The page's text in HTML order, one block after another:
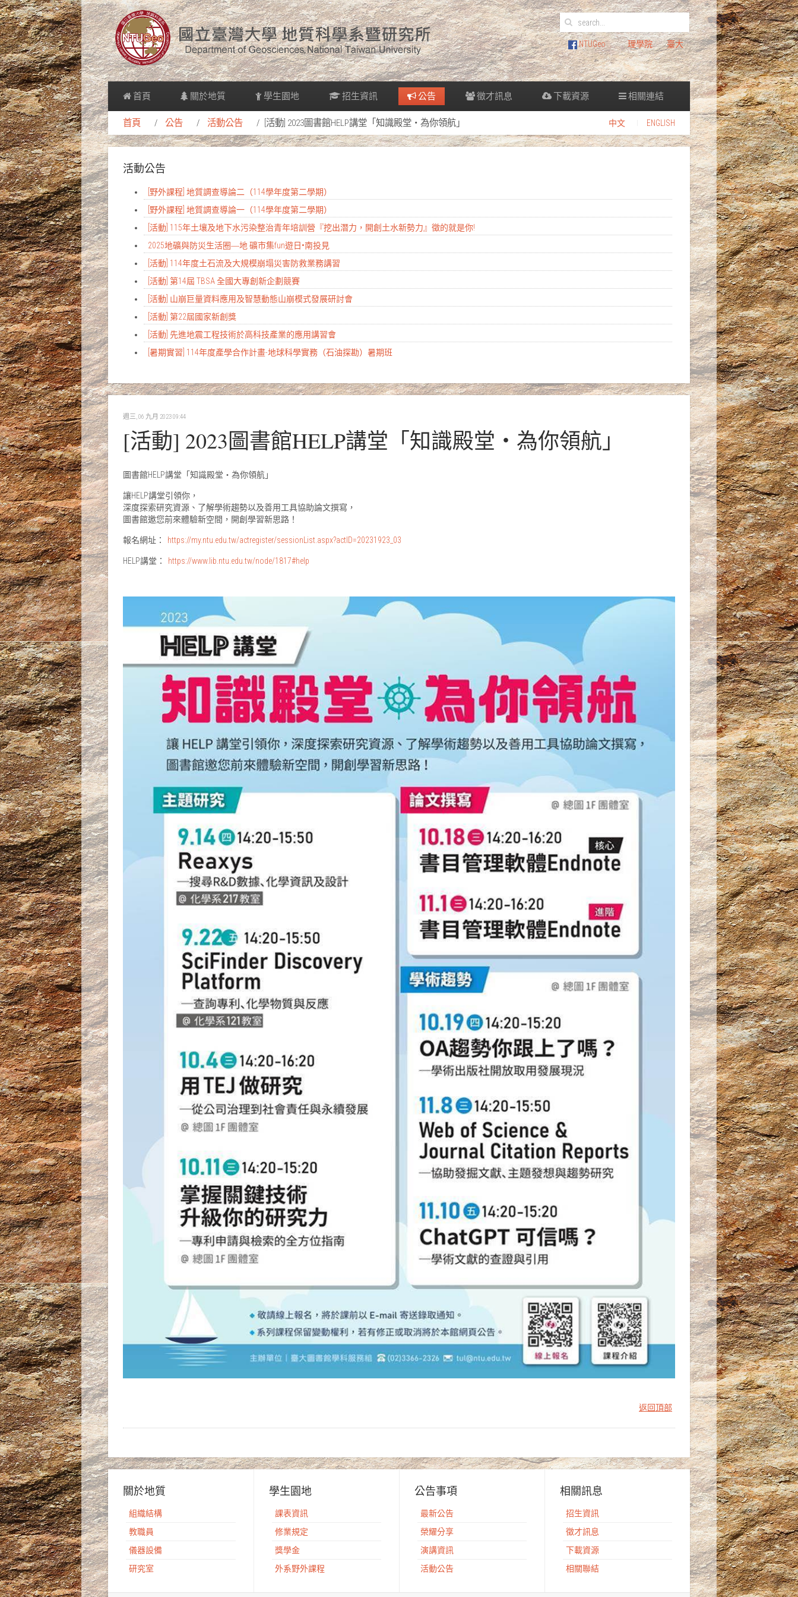
NTUGeo 理學院 臺大
首頁 關於地質 學生園地 招生資訊 公告 徵才訊息 下載資源 相關連結
首頁 公告 活動公告 [活動] 2023圖書館HELP講堂「知識殿堂‧為你領航」 中文 ENGLISH
活動公告
[野外課程] 地質調查導論二（114學年度第二學期）
[野外課程] 地質調查導論一（114學年度第二學期）
[活動] 115年土壤及地下水污染整治青年培訓營『挖出潛力，開創土水新勢力』徵的就是你!
2025地礦與防災生活圈―地 礦市集fun遊日•南投見
[活動] 114年度土石流及大規模崩塌災害防救業務講習
[活動] 第14屆 TBSA 全國大專創新企劃競賽
[活動] 山崩巨量資料應用及智慧動態山崩模式發展研討會
[活動] 第22屆國家新創獎
[活動] 先進地震工程技術於高科技產業的應用講習會
[暑期實習] 114年度產學合作計畫-地球科學實務（石油探勘）暑期班
週三, 06 九月 2023 09:44
[活動] 2023圖書館HELP講堂「知識殿堂‧為你領航」
圖書館HELP講堂「知識殿堂‧為你領航」
讓HELP講堂引領你，
深度探索研究資源、了解學術趨勢以及善用工具協助論文撰寫，
圖書館邀您前來體驗新空間，開創學習新思路！
報名網址： https://my.ntu.edu.tw/actregister/sessionList.aspx?actID=20231923_03
HELP講堂： https://www.lib.ntu.edu.tw/node/1817#help
返回頂部
關於地質
組織結構
教職員
儀器設備
研究室
學生園地
課表資訊
修業規定
獎學金
外系野外課程
公告事項
最新公告
榮耀分享
演講資訊
活動公告
相關訊息
招生資訊
徵才訊息
下載資源
相關聯結